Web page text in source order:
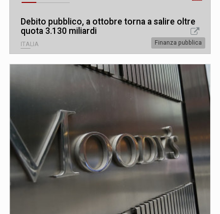
Debito pubblico, a ottobre torna a salire oltre
quota 3.130 miliardi
ITALIA Finanza pubblica